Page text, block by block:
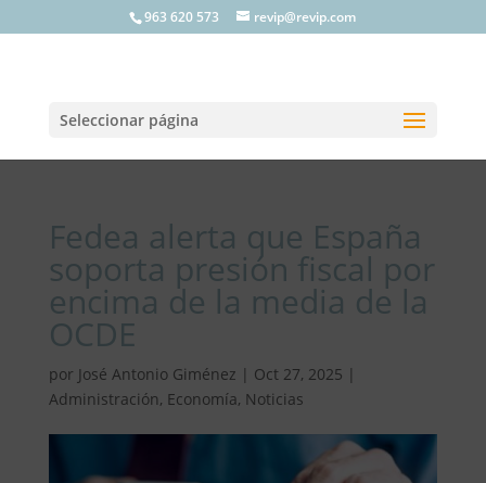
963 620 573 revip@revip.com
Seleccionar página
Fedea alerta que España
soporta presión fiscal por
encima de la media de la
OCDE
por José Antonio Giménez | Oct 27, 2025 |
Administración, Economía, Noticias